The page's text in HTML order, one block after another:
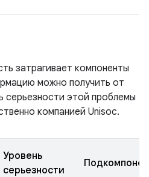
затрагивает компоненты
можно получить от
серьезности этой проблемы
компанией Unisoc.
Уровень
серьезности